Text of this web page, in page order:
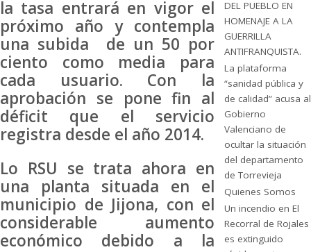
la tasa entrará en vigor el
próximo año y contempla
una subida de un 50 por
ciento como media para
cada usuario. Con la
aprobación se pone fin al
déficit que el servicio
registra desde el año 2014.
Lo RSU se trata ahora en
una planta situada en el
municipio de Jijona, con el
considerable aumento
económico debido a la
DEL PUEBLO EN
HOMENAJE A LA
GUERRILLA
ANTIFRANQUISTA.
La plataforma
“sanidad pública y
de calidad” acusa al
Gobierno
Valenciano de
ocultar la situación
del departamento
de Torrevieja
Quienes Somos
Un incendio en El
Recorral de Rojales
es extinguido